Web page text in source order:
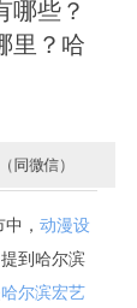
哪些？
里？哈
， 动漫设
到哈尔滨
哈尔滨宏艺
同微信）